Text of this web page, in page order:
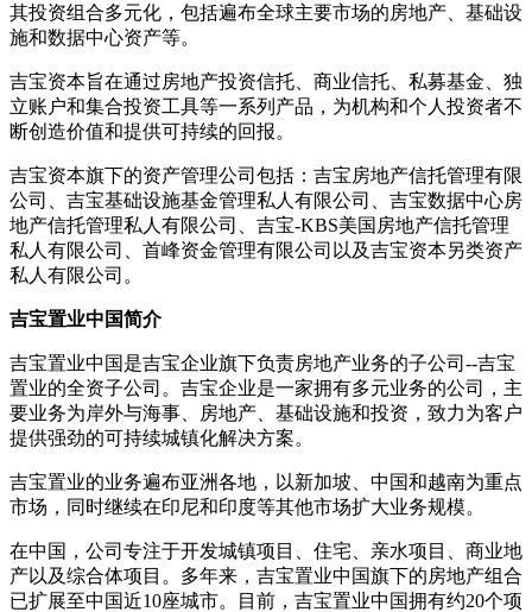
其投资组合多元化，包括遍布全球主要市场的房地产、基础设
施和数据中心资产等。
吉宝资本旨在通过房地产投资信托、商业信托、私募基金、独
立账户和集合投资工具等一系列产品，为机构和个人投资者不
断创造价值和提供可持续的回报。
吉宝资本旗下的资产管理公司包括：吉宝房地产信托管理有限
公司、吉宝基础设施基金管理私人有限公司、吉宝数据中心房
地产信托管理私人有限公司、吉宝-KBS美国房地产信托管理
私人有限公司、首峰资金管理有限公司以及吉宝资本另类资产
私人有限公司。
吉宝置业中国简介
吉宝置业中国是吉宝企业旗下负责房地产业务的子公司--吉宝
置业的全资子公司。吉宝企业是一家拥有多元业务的公司，主
要业务为岸外与海事、房地产、基础设施和投资，致力为客户
提供强劲的可持续城镇化解决方案。
吉宝置业的业务遍布亚洲各地，以新加坡、中国和越南为重点
市场，同时继续在印尼和印度等其他市场扩大业务规模。
在中国，公司专注于开发城镇项目、住宅、亲水项目、商业地
产以及综合体项目。多年来，吉宝置业中国旗下的房地产组合
已扩展至中国近10座城市。目前，吉宝置业中国拥有约20个项